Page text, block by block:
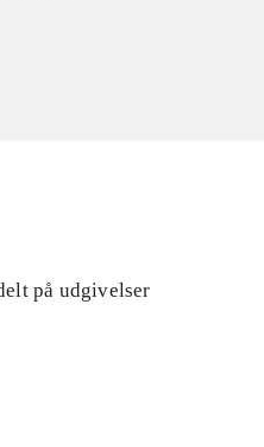
på udgivelser